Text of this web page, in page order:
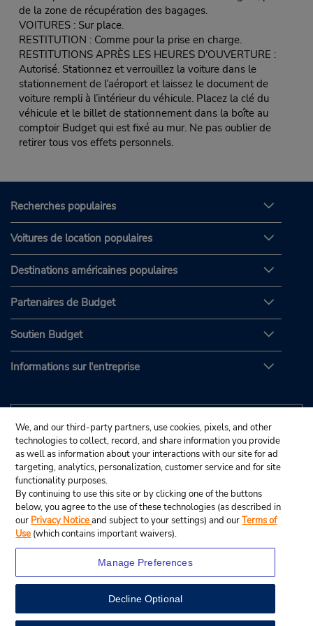
de la zone de récupération des bagages.
VOITURES : Sur place.
RESTITUTION : Comme pour la prise en charge.
RESTITUTIONS APRÈS LES HEURES D'OUVERTURE :
Autorisé. Stationnez et verrouillez la voiture dans le
stationnement de l’aéroport et laissez le document de
voiture rempli à l’intérieur du véhicule. Placez la clé du
véhicule et le billet de stationnement dans la boîte au
comptoir Budget qui est fixé au mur. Ne pas oublier de
retirer tous vos effets personnels.
Recherches populaires
Voitures de location populaires
Destinations américaines populaires
Partenaires de Budget
Soutien Budget
Informations sur l'entreprise
© Budget Rent A Car System, Inc., 2025.
We, and our third-party partners, use cookies, pixels, and other
technologies to collect, record, and share information you provide
as well as information about your interactions with our site for ad
targeting, analytics, personalization, customer service and for site
functionality purposes.
By continuing to use this site or by clicking one of the buttons
below, you agree to the use of these technologies (as described in
our Privacy Noticeand subject to your settings) and ourTerms of
Use (which contains important waivers).
Manage Preferences
Decline Optional